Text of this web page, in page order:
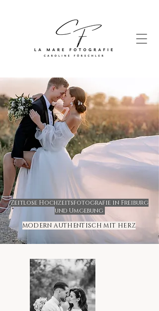
Zeitlose Hochzeitsfotografie in Freiburg
und Umgebung
MODERN AUTHENTISCH MIT HERZ